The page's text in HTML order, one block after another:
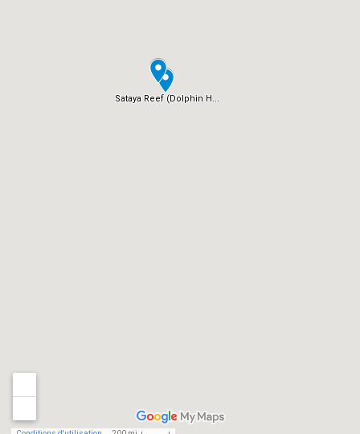
Sataya Reef (Dolphin H...